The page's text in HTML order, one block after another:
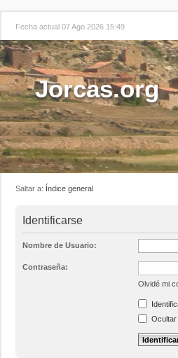
Fecha actual 07 Ago 2026 15:49
Jorcas.org
Saltar a: Índice general
Identificarse
Nombre de Usuario:
Contraseña:
Olvidé mi
Ocultar